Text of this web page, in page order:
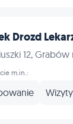
Drozd
12, Grabów
m.in.: